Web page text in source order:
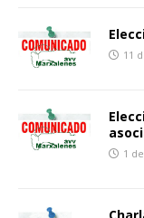
11
1